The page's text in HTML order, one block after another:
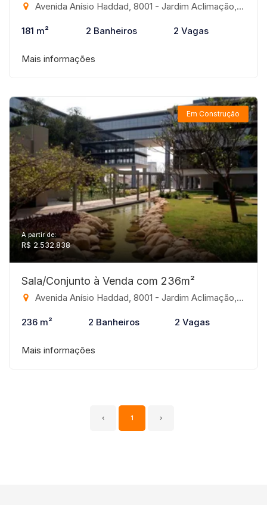
Avenida Anísio Haddad, 8001 - Jardim Aclimação, São José do Rio Preto-SP
181 m² 2 Banheiros 2 Vagas
Mais informações
Em Construção
A partir de:
R$ 2.532.838
Sala/Conjunto à Venda com 236m²
Avenida Anísio Haddad, 8001 - Jardim Aclimação, São José do Rio Preto-SP
236 m² 2 Banheiros 2 Vagas
Mais informações
‹ 1 ›